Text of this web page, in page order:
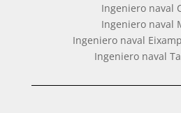
Ingeniero naval
Ingeniero naval
Ingeniero naval
Ingeniero naval